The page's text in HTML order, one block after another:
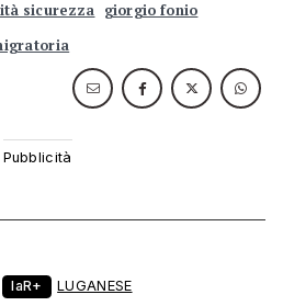
sicurezza giorgio fonio
laR+ LUGANESE